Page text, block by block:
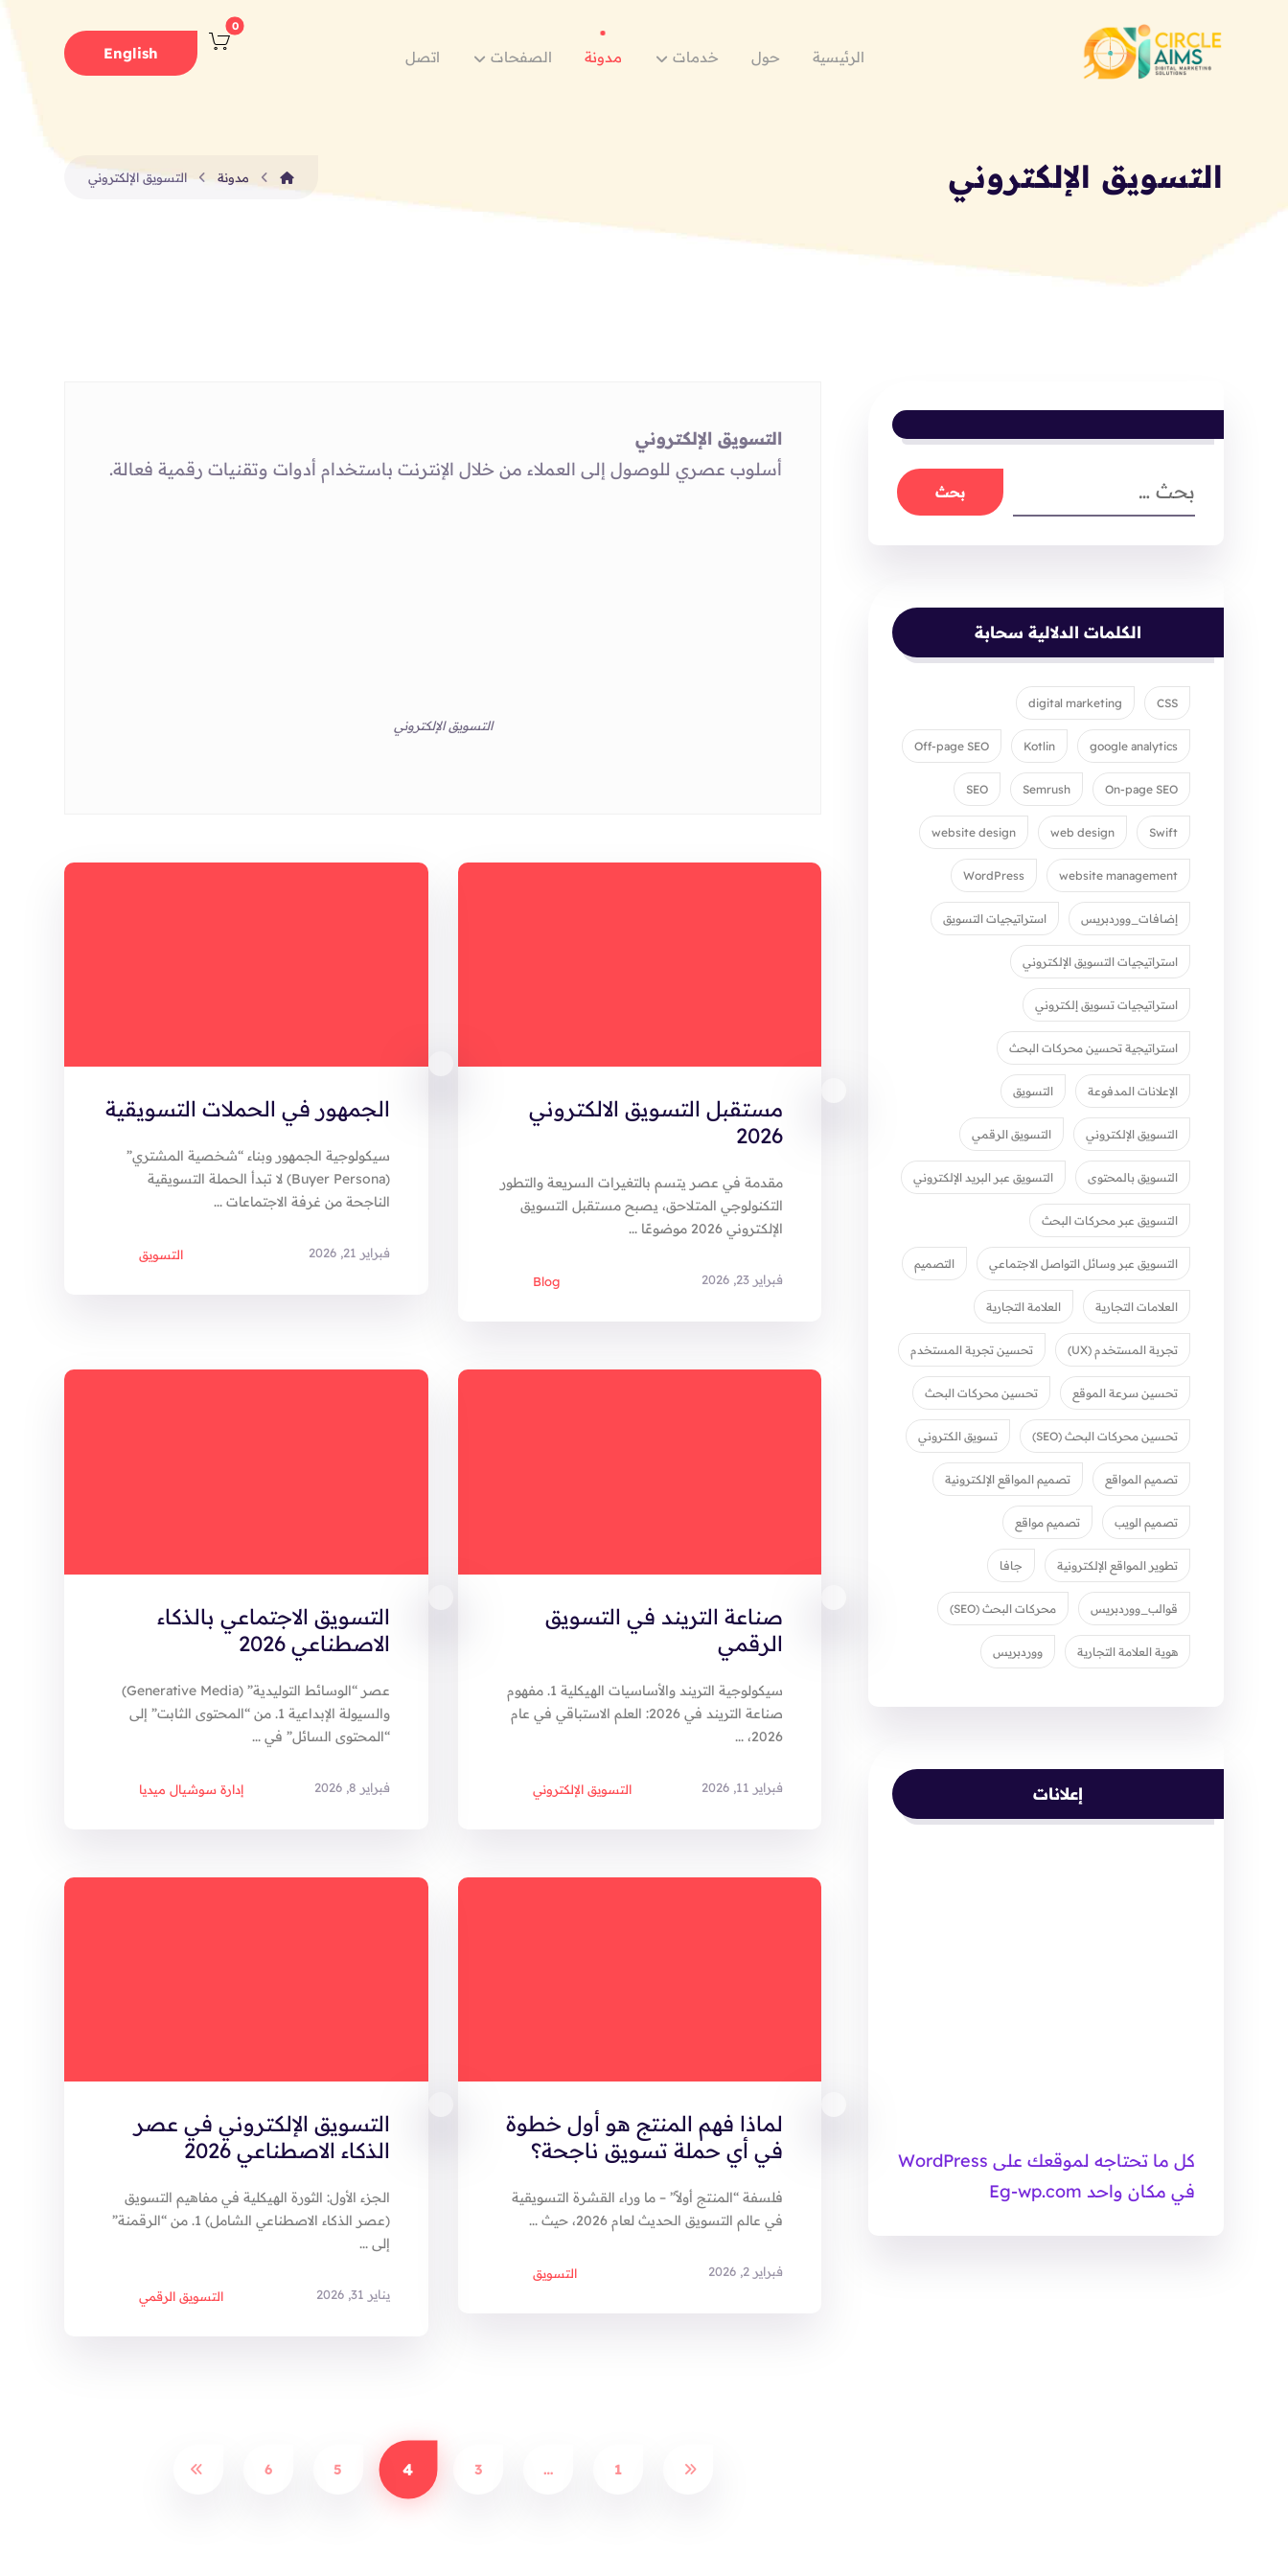
الرئيسية حول خدمات مدونة الصفحات اتصل English
التسويق الإلكتروني مدونة التسويق الإلكتروني
التسويق الإلكتروني
أسلوب عصري للوصول إلى العملاء من خلال الإنترنت باستخدام أدوات وتقنيات رقمية فعالة.
التسويق الإلكتروني
مستقبل التسويق الالكتروني
2026
Blog فبراير 23, 2026
مقدمة في عصر يتسم بالتغيرات السريعة والتطور
التكنولوجي المتلاحق، يصبح مستقبل التسويق
الإلكتروني 2026 موضوعًا ...
الجمهور في الحملات التسويقية
التسويق فبراير 21, 2026
سيكولوجية الجمهور وبناء “شخصية المشتري”
(Buyer Persona) لا تبدأ الحملة التسويقية
الناجحة من غرفة الاجتماعات ...
صناعة التريند في التسويق
الرقمي
التسويق الإلكتروني فبراير 11, 2026
سيكولوجية التريند والأساسيات الهيكلية 1. مفهوم
صناعة التريند في 2026: العلم الاستباقي في عام
2026، ...
التسويق الاجتماعي بالذكاء
الاصطناعي 2026
إدارة سوشيال ميديا فبراير 8, 2026
عصر “الوسائط التوليدية” (Generative Media)
والسيولة الإبداعية 1. من “المحتوى الثابت” إلى
“المحتوى السائل” في ...
لماذا فهم المنتج هو أول خطوة
في أي حملة تسويق ناجحة؟
التسويق فبراير 2, 2026
فلسفة “المنتج أولاً” – ما وراء القشرة التسويقية
في عالم التسويق الحديث لعام 2026، حيث ...
التسويق الإلكتروني في عصر
الذكاء الاصطناعي 2026
التسويق الرقمي يناير 31, 2026
الجزء الأول: الثورة الهيكلية في مفاهيم التسويق
(عصر الذكاء الاصطناعي الشامل) 1. من “الرقمنة”
إلى ...
1
…
3
4
5
6
الكلمات الدلالية سحابة
CSS
digital marketing
google analytics
Kotlin
Off-page SEO
On-page SEO
Semrush
SEO
Swift
web design
website design
website management
WordPress
إضافات_ووردبريس استراتيجيات التسويق
استراتيجيات التسويق الإلكتروني
استراتيجيات تسويق إلكتروني
استراتيجية تحسين محركات البحث
الإعلانات المدفوعة التسويق
التسويق الإلكتروني التسويق الرقمي
التسويق بالمحتوى التسويق عبر البريد الإلكتروني
التسويق عبر محركات البحث
التسويق عبر وسائل التواصل الاجتماعي التصميم
العلامات التجارية العلامة التجارية
تجربة المستخدم (UX) تحسين تجربة المستخدم
تحسين سرعة الموقع تحسين محركات البحث
تحسين محركات البحث (SEO) تسويق الكتروني
تصميم المواقع تصميم المواقع الإلكترونية
تصميم الويب تصميم مواقع
تطوير المواقع الإلكترونية جافا
قوالب_ووردبريس محركات البحث (SEO)
هوية العلامة التجارية ووردبريس
إعلانات
كل ما تحتاجه لموقعك على WordPress
في مكان واحد Eg-wp.com